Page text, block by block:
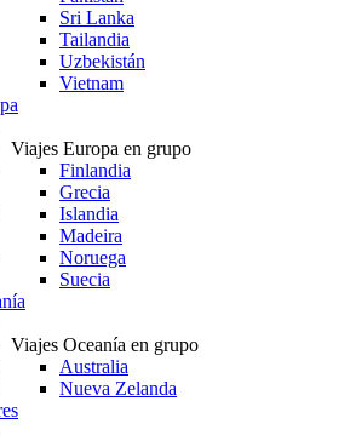
Sri Lanka
Tailandia
Uzbekistán
Vietnam
Viajes Europa en grupo
Finlandia
Grecia
Islandia
Madeira
Noruega
Suecia
Viajes Oceanía en grupo
Australia
Nueva Zelanda